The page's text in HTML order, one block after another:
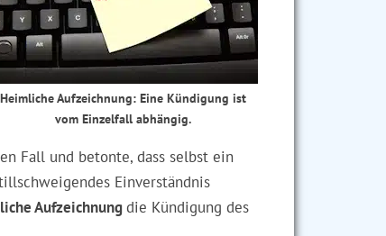
Heimliche Aufzeichnung: Eine Kündigung ist